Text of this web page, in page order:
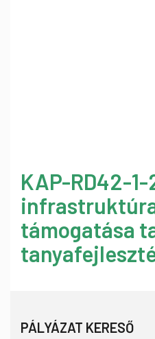
KAP-RD42-
támogatása
PÁLYÁZAT KERESŐ